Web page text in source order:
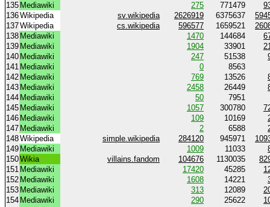
135 Mediawiki 275 771479
136Wikipedia sv.wikipedia 2626919 6375637
137Wikipedia cs.wikipedia 596577 1659521
138 Mediawiki 1470 144684
139 Mediawiki 1904 33901
140 Mediawiki 247 51538
141 Mediawiki 0
8563
142 Mediawiki 769 13526
143 Mediawiki 2458 26449
144 Mediawiki 50
7951
145 Mediawiki 1057 300780
146 Mediawiki 109 10169
147 Mediawiki 2 6588
148Wikipedia simple.wikipedia 284120 945971
149 Mediawiki 1009 11033
150Wikia villains.fandom 104676 1130035
151 Mediawiki 17420 45285
152 Mediawiki 1608 14221
153 Mediawiki 313 12089
154 Mediawiki 290 25622